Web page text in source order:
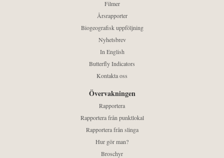
Filmer
Årsrapporter
Biogeografisk uppföljning
Nyhetsbrev
In English
Butterfly Indicators
Kontakta oss
Övervakningen
Rapportera
Rapportera från punktlokal
Rapportera från slinga
Hur gör man?
Broschyr